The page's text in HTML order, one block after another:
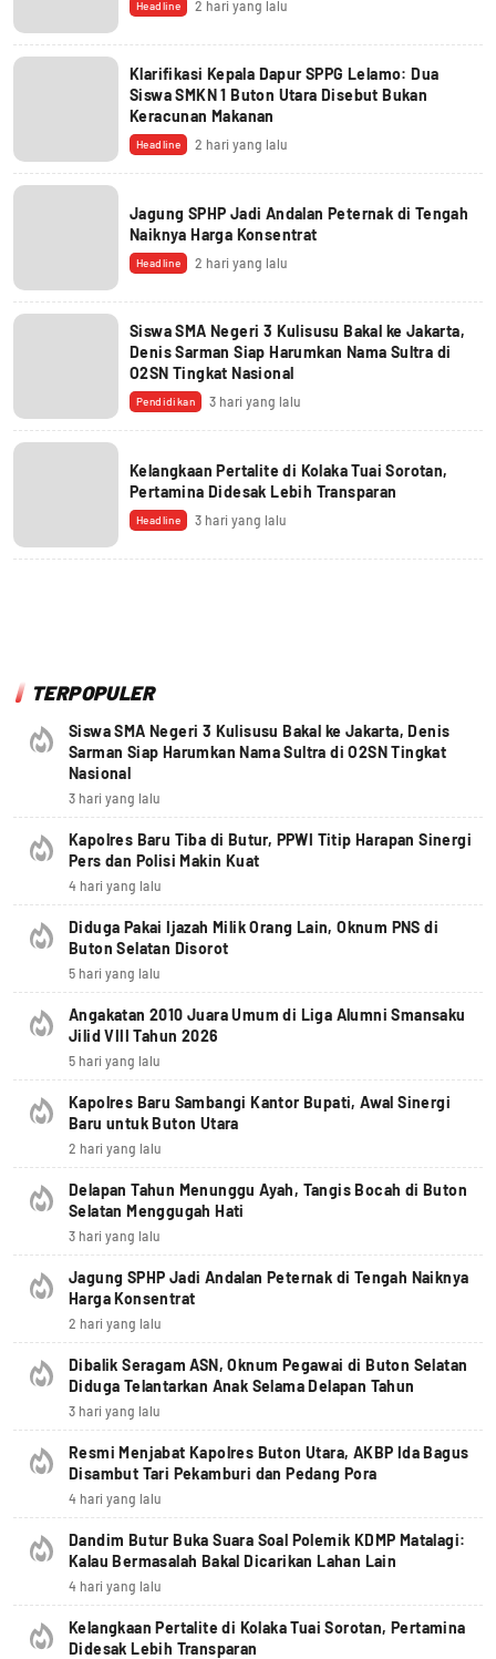
Headline 2 hari yang lalu
Klarifikasi Kepala Dapur SPPG Lelamo: Dua
Siswa SMKN 1 Buton Utara Disebut Bukan
Keracunan Makanan
Headline 2 hari yang lalu
Jagung SPHP Jadi Andalan Peternak di Tengah
Naiknya Harga Konsentrat
Headline 2 hari yang lalu
Siswa SMA Negeri 3 Kulisusu Bakal ke Jakarta,
Denis Sarman Siap Harumkan Nama Sultra di
O2SN Tingkat Nasional
Pendidikan 3 hari yang lalu
Kelangkaan Pertalite di Kolaka Tuai Sorotan,
Pertamina Didesak Lebih Transparan
Headline 3 hari yang lalu
TERPOPULER
Siswa SMA Negeri 3 Kulisusu Bakal ke Jakarta, Denis
Sarman Siap Harumkan Nama Sultra di O2SN Tingkat
Nasional
3 hari yang lalu
Kapolres Baru Tiba di Butur, PPWI Titip Harapan Sinergi
Pers dan Polisi Makin Kuat
4 hari yang lalu
Diduga Pakai Ijazah Milik Orang Lain, Oknum PNS di
Buton Selatan Disorot
5 hari yang lalu
Angakatan 2010 Juara Umum di Liga Alumni Smansaku
Jilid VIII Tahun 2026
5 hari yang lalu
Kapolres Baru Sambangi Kantor Bupati, Awal Sinergi
Baru untuk Buton Utara
2 hari yang lalu
Delapan Tahun Menunggu Ayah, Tangis Bocah di Buton
Selatan Menggugah Hati
3 hari yang lalu
Jagung SPHP Jadi Andalan Peternak di Tengah Naiknya
Harga Konsentrat
2 hari yang lalu
Dibalik Seragam ASN, Oknum Pegawai di Buton Selatan
Diduga Telantarkan Anak Selama Delapan Tahun
3 hari yang lalu
Resmi Menjabat Kapolres Buton Utara, AKBP Ida Bagus
Disambut Tari Pekamburi dan Pedang Pora
4 hari yang lalu
Dandim Butur Buka Suara Soal Polemik KDMP Matalagi:
Kalau Bermasalah Bakal Dicarikan Lahan Lain
4 hari yang lalu
Kelangkaan Pertalite di Kolaka Tuai Sorotan, Pertamina
Didesak Lebih Transparan